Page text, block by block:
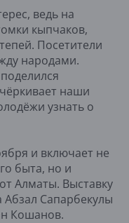
ведь на
кыпчаков,
Посетители
народами.
наши
узнать о
и включает не
быта, но и
Алматы. Выставку
Абзал Сапарбекулы
Кошанов.